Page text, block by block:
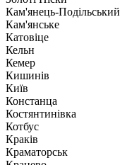
Кам'янець-Подільський
Кам'янське
Катовіце
Кельн
Кемер
Кишинів
Київ
Констанца
Костянтинівка
Котбус
Краків
Краматорськ